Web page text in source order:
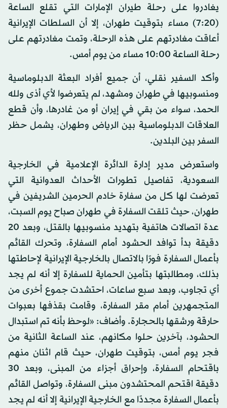
يغادروا على رحلة طيران الإمارات التي تقلع الساعة
(7:20) مساء بتوقيت طهران، إلا أن السلطات الإيرانية
أعاقت مغادرتهم على هذه الرحلة، وتمت مغادرتهم على
رحلة الساعة 10:00 مساء من يوم أمس.
وأكد السفير نقلي، أن جميع أفراد البعثة الدبلوماسية
ومنسوبيها في طهران ومشهد، لم يتعرضوا لأي أذى ولله
الحمد، سواء من بقي في إيران أو من غادرها، وأن قطع
العلاقات الدبلوماسية بين الرياض وطهران، يشمل حظر
السفر بين البلدين.
واستعرض مدير إدارة الدائرة الإعلامية في الخارجية
السعودية، تفاصيل تطورات الأحداث العدوانية التي
تعرضت لها كل من سفارة خادم الحرمين الشريفين في
طهران، حيث تلقت السفارة في طهران صباح يوم السبت،
عدة اتصالات هاتفية بتهديد منسوبيها بالقتل، وبعد 20
دقيقة بدأ توافد الحشود أمام السفارة، وتحرك القائم
بأعمال السفارة فورًا بالاتصال بالخارجية الإيرانية لإحاطتها
بذلك، ومطالبتها بتأمين الحماية للسفارة إلا أنه لم يجد
أي تجاوب، وبعد سبع ساعات، احتشدت جموع أخرى من
المتجمهرين أمام مقر السفارة، وقامت بقذفها بعبوات
حارقة ورشقها بالحجارة. وأضاف: «لوحظ بأنه تم استبدال
الحشود، بآخرين حلوا مكانهم، عند الساعة الثانية من
فجر يوم أمس، بتوقيت طهران، حيث قام اثنان منهم
باقتحام السفارة، وإحراق أجزاء من المبنى، وبعد 30
دقيقة اقتحم المحتشدون مبنى السفارة، وتواصل القائم
بأعمال السفارة مجددًا مع الخارجية الإيرانية إلا أنه لم يجد